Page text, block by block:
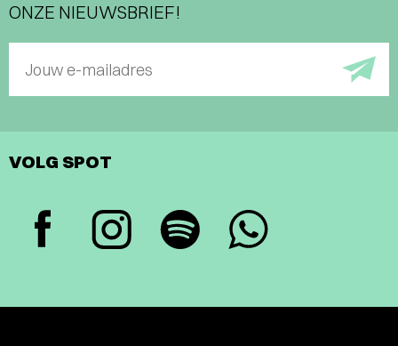
ONZE NIEUWSBRIEF!
Jouw e-mailadres
VOLG SPOT